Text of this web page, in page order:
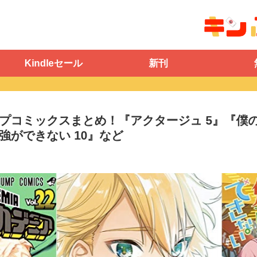
Kindleセール 新刊
コミックスまとめ！『アクタージュ 5』『僕
ができない 10』など